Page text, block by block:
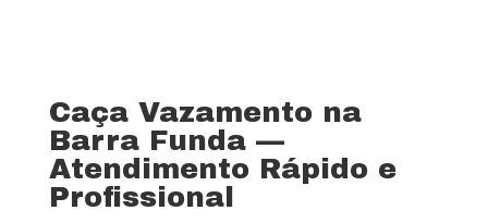
Caça Vazamento na
Barra Funda —
Atendimento Rápido e
Profissional